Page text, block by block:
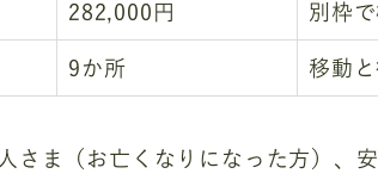
282,000円 別枠
9か所 移動
さま（お亡くなりになった方）、